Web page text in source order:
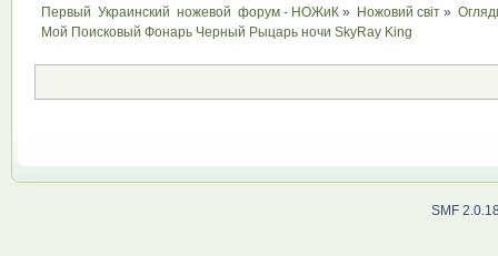
Первый  Украинский  ножевой  форум - НОЖиК » Ножовий світ »
Мой Поисковый Фонарь Черный Рыцарь ночи SkyRay King
SMF